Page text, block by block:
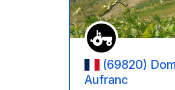
(69820)
Aufranc